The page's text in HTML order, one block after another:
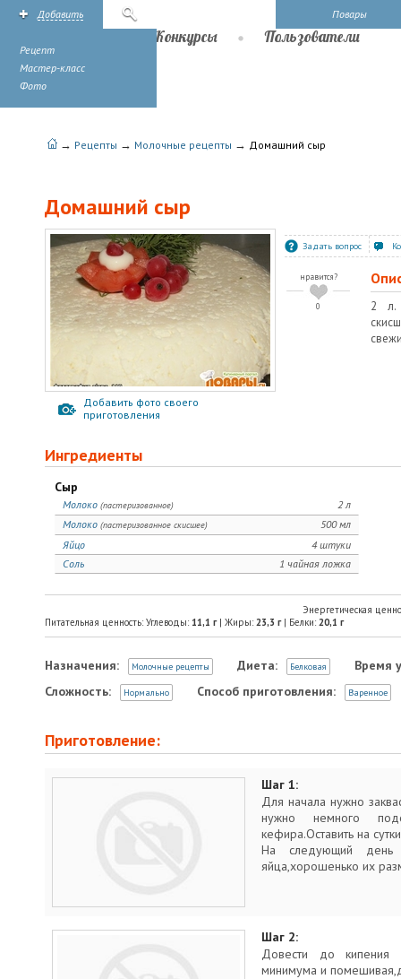
Повары
Добавить
Рецепт
Мастер-класс
Фото
Конкурсы Пользователи
→ Рецепты → Молочные рецепты → Домашний сыр
Домашний сыр
Добавить фото своего
приготовления
Задать вопрос
нравится?
0
2 л.
Ингредиенты
Сыр
2 л
Молоко (пастеризованное)
500 мл
Молоко (пастеризованное скисшее)
4 штуки
Яйцо
1 чайная ложка
Соль
Энергетическая
Питательная ценность: Углеводы: 11,1 г| Жиры: 23,3 г| Белки: 20,1 г
Назначения: Молочные рецепты Диета: Белковая
Время
Сложность:
Нормально Способ приготовления: Варенное
Приготовление:
Шаг 1:
Для начала нужно
нужно немного
кефира.Оставить на
На следующий день
яйца,хорошенько их
Шаг 2:
Довести до кипения
минимума и